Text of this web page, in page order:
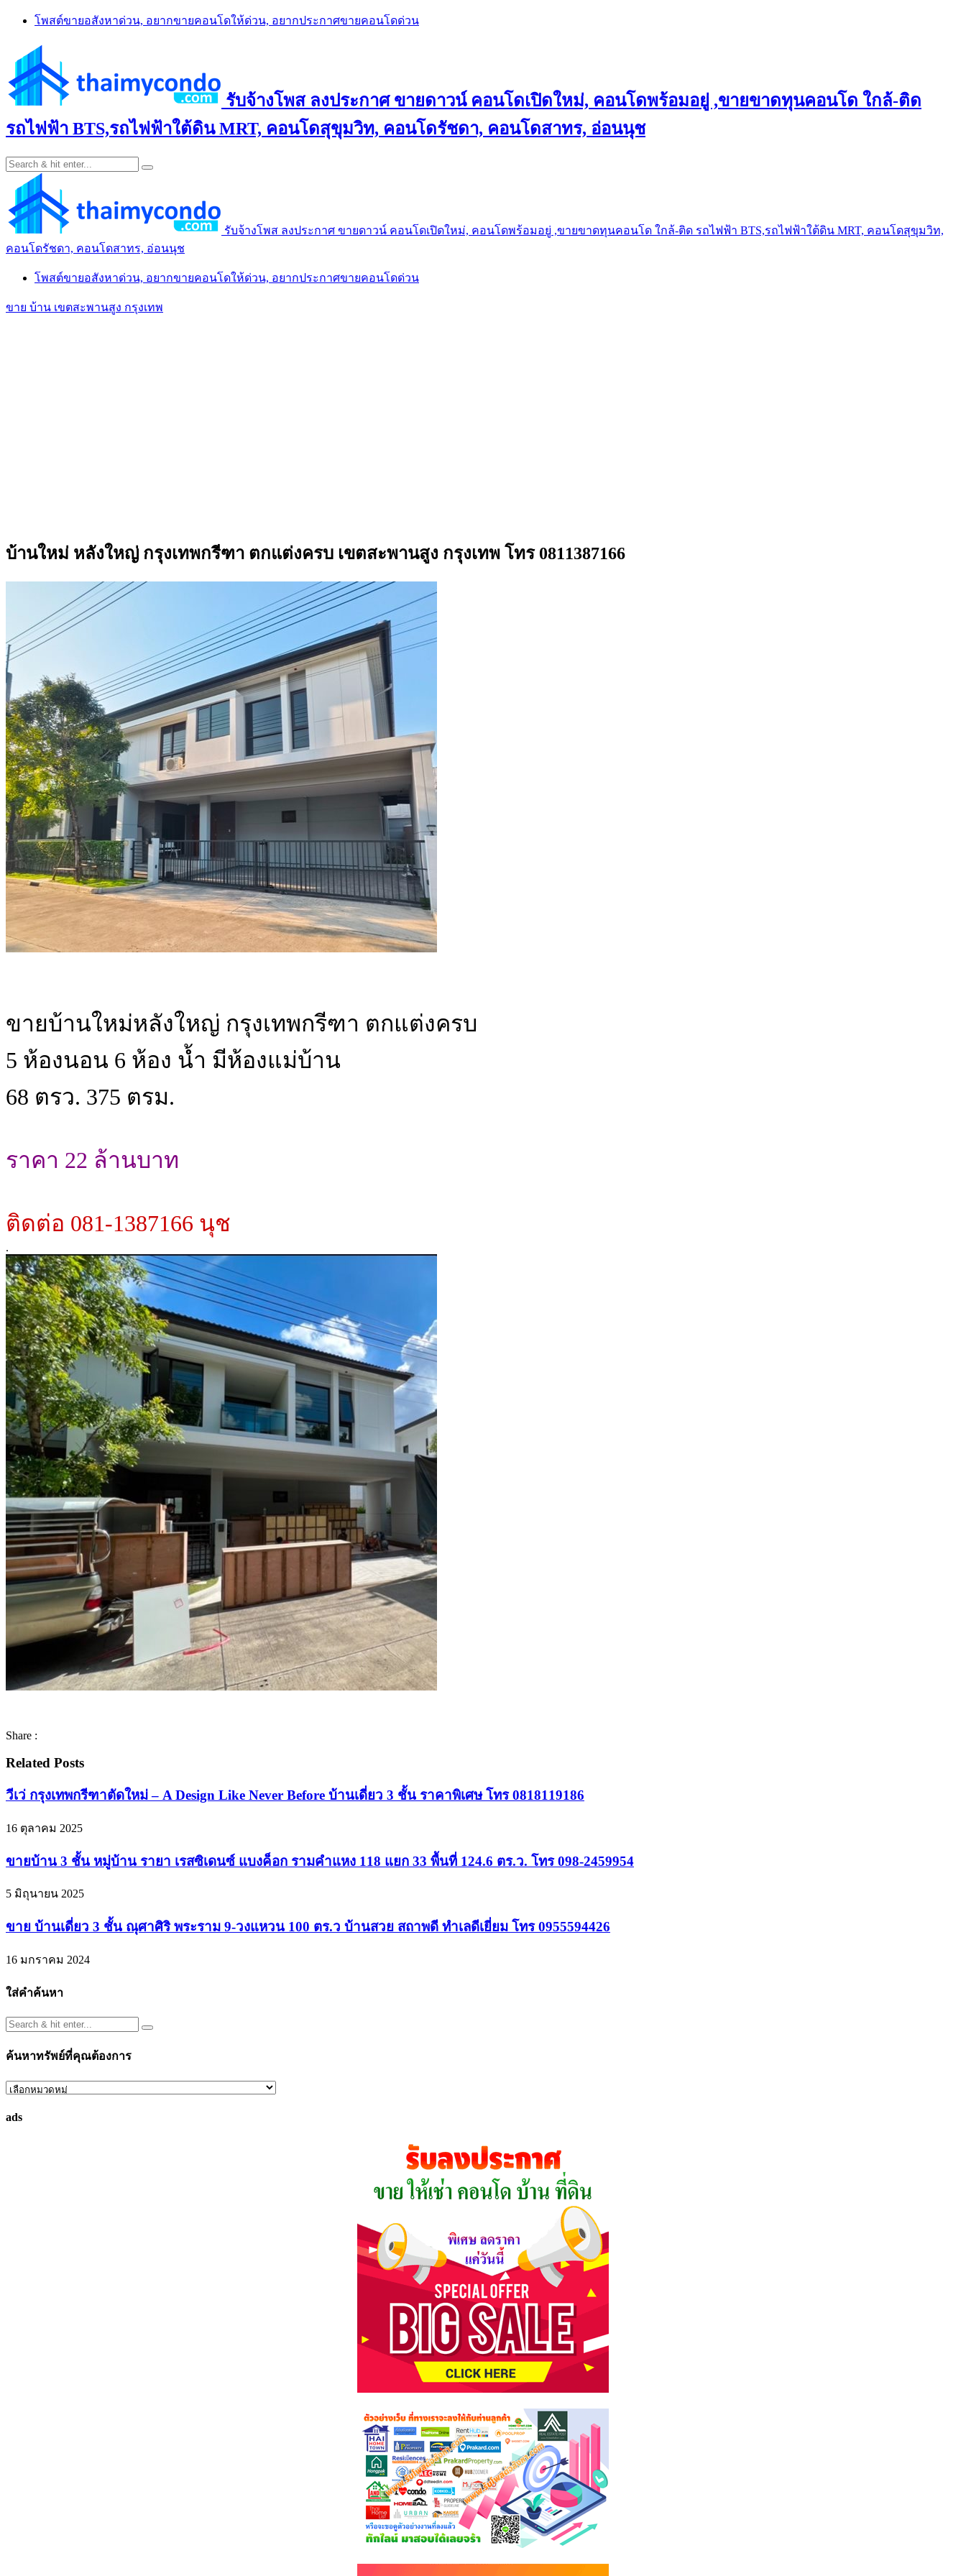
Skip
โพสต์ขายอสังหาด่วน, อยากขายคอนโดให้ด่วน, อยากประกาศขายคอนโดด่วน
รับจ้างโพส ลงประกาศ ขายดาวน์ คอนโดเปิดใหม่, คอนโดพร้อมอยู่ ,ขายขาดทุนคอนโด ใกล้-ติด
รถไฟฟ้า BTS,รถไฟฟ้าใต้ดิน MRT, คอนโดสุขุมวิท, คอนโดรัชดา, คอนโดสาทร, อ่อนนุช
รับจ้างโพส ลงประกาศ ขายดาวน์ คอนโดเปิดใหม่, คอนโดพร้อมอยู่ ,ขายขาดทุนคอนโด ใกล้-ติด รถไฟฟ้า BTS,รถไฟฟ้าใต้ดิน MRT, คอนโดสุขุมวิท,
คอนโดรัชดา, คอนโดสาทร, อ่อนนุช
โพสต์ขายอสังหาด่วน, อยากขายคอนโดให้ด่วน, อยากประกาศขายคอนโดด่วน
ขาย บ้าน เขตสะพานสูง กรุงเทพ
บ้านใหม่ หลังใหญ่ กรุงเทพกรีฑา ตกแต่งครบ เขตสะพานสูง กรุงเทพ โทร 0811387166
ขายบ้านใหม่หลังใหญ่ กรุงเทพกรีฑา ตกแต่งครบ
5 ห้องนอน 6 ห้อง น้ำ มีห้องแม่บ้าน
68 ตรว. 375 ตรม.
ราคา 22 ล้านบาท
ติดต่อ 081-1387166 นุช
.
Share :
Related Posts
วีเว่ กรุงเทพกรีฑาตัดใหม่ – A Design Like Never Before บ้านเดี่ยว 3 ชั้น ราคาพิเศษ โทร 0818119186
16 ตุลาคม 2025
ขายบ้าน 3 ชั้น หมู่บ้าน รายา เรสซิเดนซ์ แบงค็อก รามคำแหง 118 แยก 33 พื้นที่ 124.6 ตร.ว. โทร 098-2459954
5 มิถุนายน 2025
ขาย บ้านเดี่ยว 3 ชั้น ณุศาศิริ พระราม 9-วงแหวน 100 ตร.ว บ้านสวย สถาพดี ทำเลดีเยี่ยม โทร 0955594426
16 มกราคม 2024
ใส่คำค้นหา
ค้นหาทรัพย์ที่คุณต้องการ
ค้นหา
ที่
ads